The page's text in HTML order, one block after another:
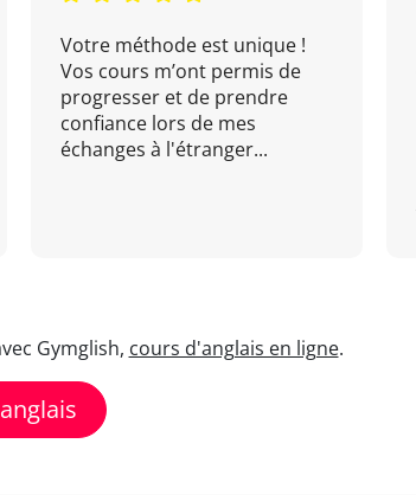
Votre méthode est unique !
Vos cours m’ont permis de
progresser et de prendre
confiance lors de mes
échanges à l'étranger...
Gymglish, cours d'anglais en ligne.